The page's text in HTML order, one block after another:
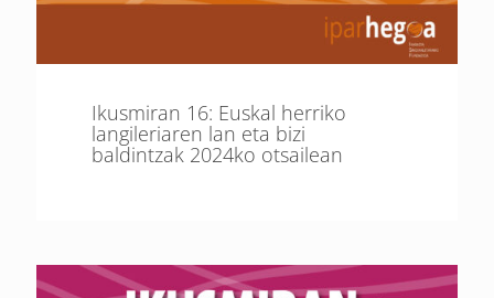
Ikusmiran 16: Euskal herriko
langileriaren lan eta bizi
baldintzak 2024ko otsailean